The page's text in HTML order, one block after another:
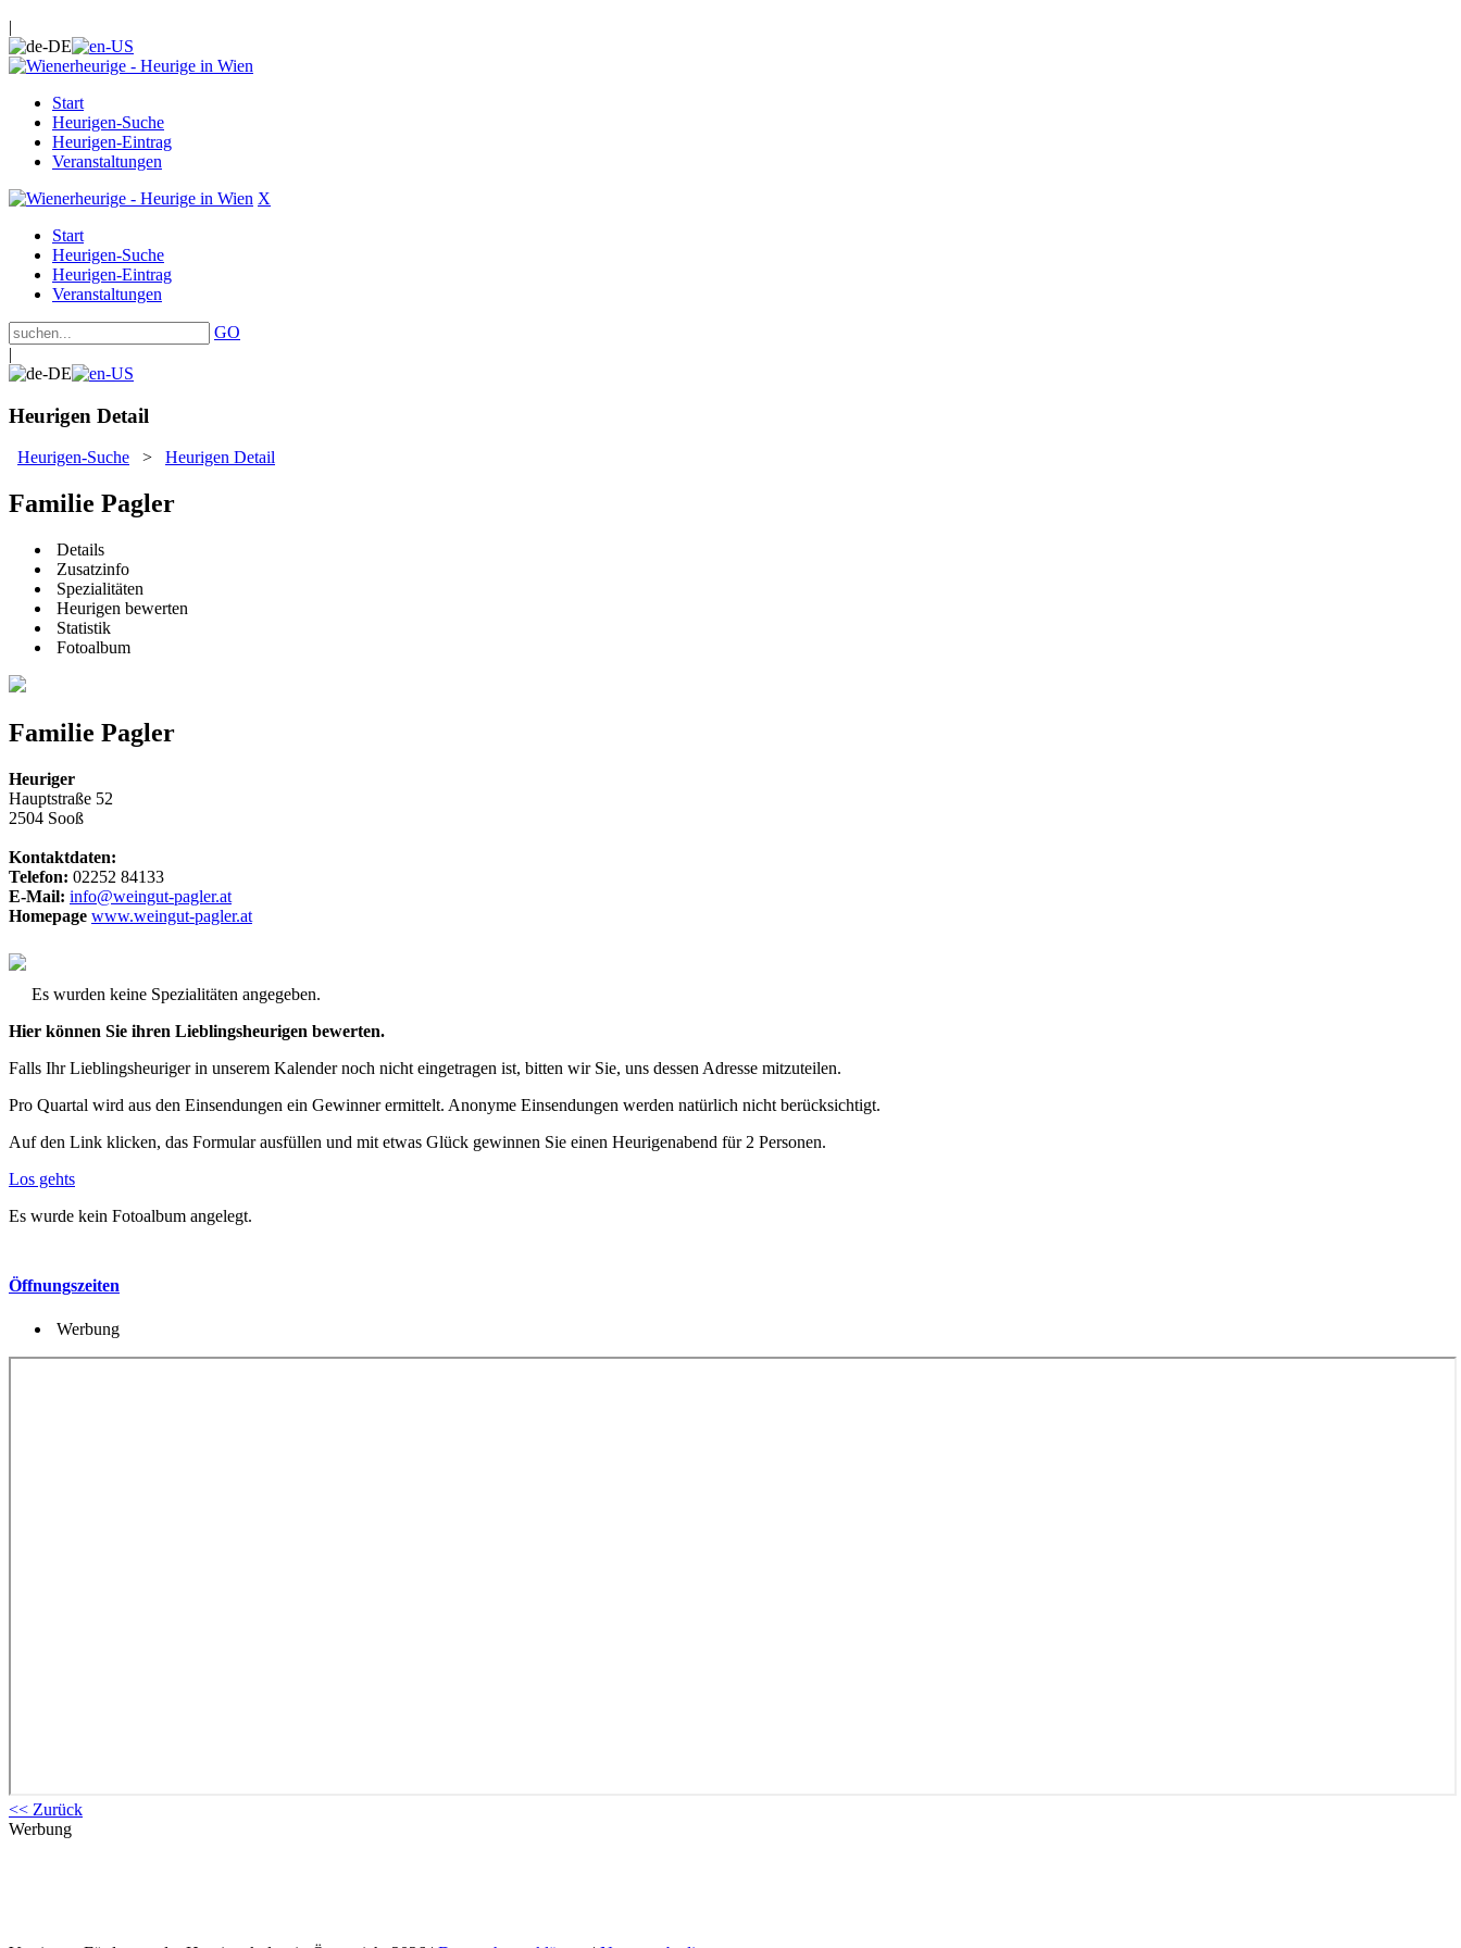
|
Start
Heurigen-Suche
Heurigen-Eintrag
Veranstaltungen
X
Start
Heurigen-Suche
Heurigen-Eintrag
Veranstaltungen
GO
|
Heurigen Detail
Heurigen-Suche > Heurigen Detail
Familie Pagler
Details
Zusatzinfo
Spezialitäten
Heurigen bewerten
Statistik
Fotoalbum
Familie Pagler
Heuriger
Hauptstraße 52
2504 Sooß
Kontaktdaten:
Telefon: 02252 84133
E-Mail: info@weingut-pagler.at
Homepage www.weingut-pagler.at
Es wurden keine Spezialitäten angegeben.
Hier können Sie ihren Lieblingsheurigen bewerten.
Falls Ihr Lieblingsheuriger in unserem Kalender noch nicht eingetragen ist, bitten wir Sie, uns dessen Adresse mitzuteilen.
Pro Quartal wird aus den Einsendungen ein Gewinner ermittelt. Anonyme Einsendungen werden natürlich nicht berücksichtigt.
Auf den Link klicken, das Formular ausfüllen und mit etwas Glück gewinnen Sie einen Heurigenabend für 2 Personen.
Los gehts
Es wurde kein Fotoalbum angelegt.
Öffnungszeiten
Werbung
<< Zurück
Werbung